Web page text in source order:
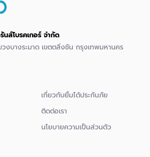
ส์โบรคเกอร์ จำกัด
งบางระมาด เขตตลิ่งชัน กรุงเทพมหานคร
เกี่ยวกับยิ้มได้ประกันภัย
ติดต่อเรา
นโยบายความเป็นส่วนตัว